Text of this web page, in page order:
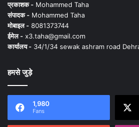
प्रकाशक - Mohammed Taha
संपादक - Mohammed Taha
मोबाइल - 8081373744
ईमेल - x3.taha@gmail.com
कार्यालय - 34/1/34 sewak ashram road
हमसे जुड़े
1,980
Fans